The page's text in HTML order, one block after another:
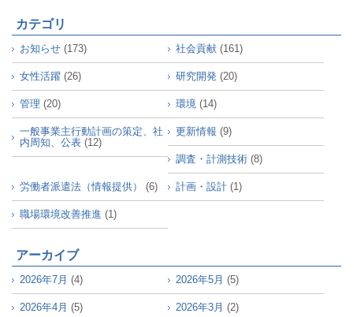
カテゴリ
お知らせ (173) 社会貢献 (161)
女性活躍 (26) 研究開発 (20)
管理 (20) 環境 (14)
一般事業主行動計画の策定、社
内周知、公表 (12)
更新情報 (9)
調査・計測技術 (8)
労働者派遣法（情報提供） (6) 計画・設計 (1)
職場環境改善推進 (1)
アーカイブ
2026年7月 (4) 2026年5月 (5)
2026年4月 (5) 2026年3月 (2)